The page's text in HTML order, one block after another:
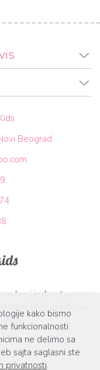
kako bismo
funkcionalnosti
ne delimo sa
sajta saglasni ste
privatnosti.
Beograd
brz i jednostavan
vam širok asortiman
decu.